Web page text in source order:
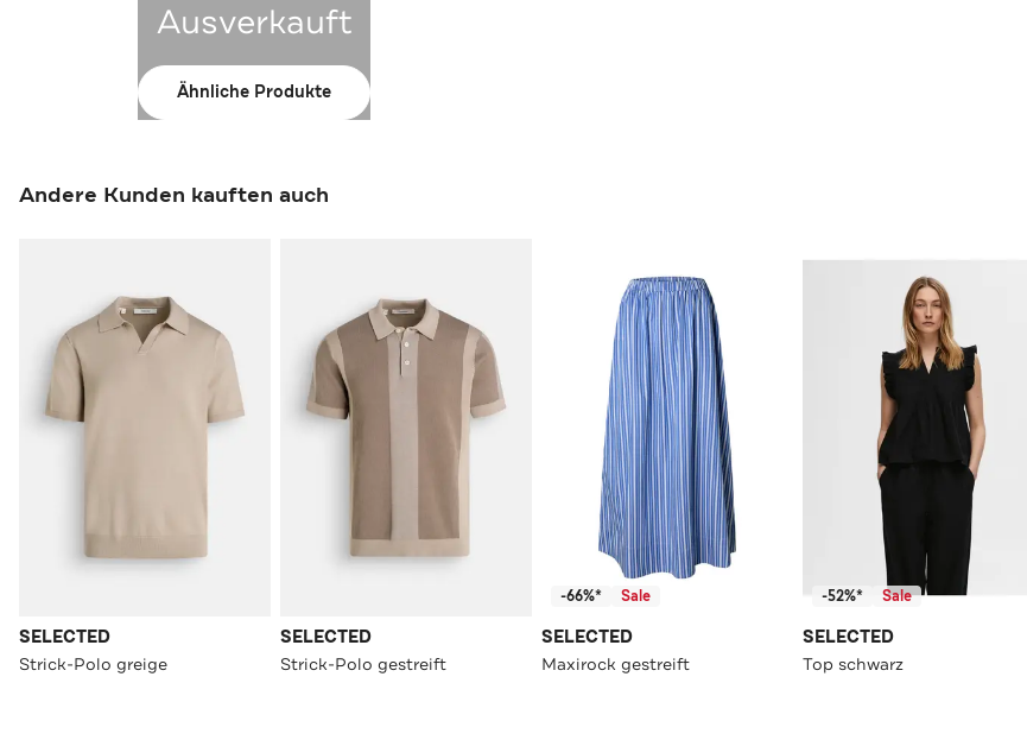
Ausverkauft
Ähnliche Produkte
Andere Kunden kauften auch
SELECTED
Strick-Polo greige
SELECTED
Strick-Polo gestreift
-66%* Sale
SELECTED
Maxirock gestreift
-52%* Sale
SELECTED
Top schwarz